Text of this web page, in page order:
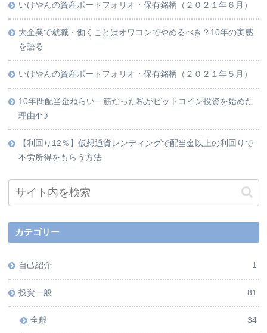
いけやんの資産ポートフォリオ・保有銘柄（２０２１年６月）
大企業で就職・働くことはオワコンでやめるべき？10年の実感
を語る
いけやんの資産ポートフォリオ・保有銘柄（２０２１年５月）
10年間配当金ねらい一筋だった私がビットコイン投資を始めた
理由4つ
【利回り12％】仮想通貨レンディングで配当金以上の利回りで
不労所得をもらう方法
カテゴリー
自己紹介 1
投資一般 81
全般 34